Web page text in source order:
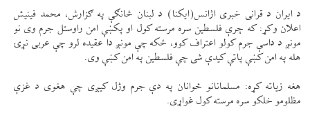
د ايران د قرانی خبری اژانس(ايكنا) د لبنان څانګې په ګزارش، محمد فينيش
اعلان وكړ: كه چرې فلسطين سره مرسته كول او پكښې امن راوستل جرم وی نو
مونږ د داسې جرم كولو اعتراف كوو، ځكه چې مونږ دا عقيده لرو چې عربی نړۍ
هله په امن كښې پاتې كيدې شی چې فلسطين په امن كښې وی.
هغه زياته كړه: مسلمانانو ځوانان په دې جرم وژل كیږی چې هغوی د غزې
مظلومو خلكو سره مرسته كول غواړی.